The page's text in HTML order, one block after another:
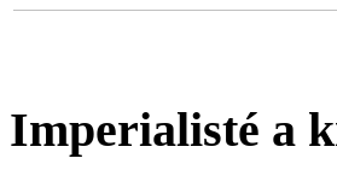
Imperialisté a